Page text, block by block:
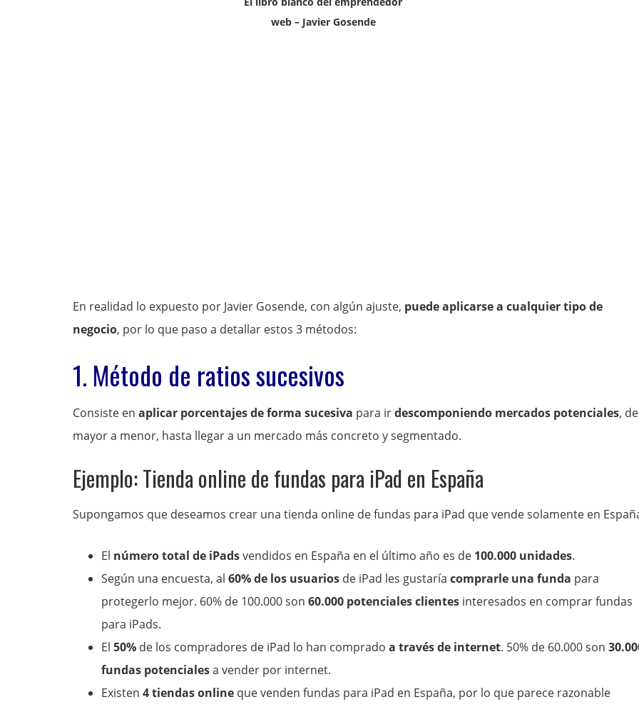
web – Javier Gosende
En realidad lo expuesto por Javier Gosende, con algún ajuste, puede aplicarse a cualquier tipo de
negocio, por lo que paso a detallar estos 3 métodos:
1. Método de ratios sucesivos
Consiste en aplicar porcentajes de forma sucesiva para irdescomponiendo mercados potenciales, de
mayor a menor, hasta llegar a un mercado más concreto y segmentado.
Ejemplo: Tienda online de fundas para iPad en España
Supongamos que deseamos crear una tienda online de fundas para iPad que vende solamente en
El número total de iPadsvendidos en España en el último año es de 100.000 unidades.
Según una encuesta, al 60% de los usuarios de iPad les gustaría comprarle una funda para
protegerlo mejor. 60% de 100.000 son 60.000 potenciales clientes interesados en comprar fundas
para iPads.
El 50% de los compradores de iPad lo han comprado a través de internet. 50% de 60.000 son
fundas potencialesa vender por internet.
Existen 4 tiendas online que venden fundas para iPad en España, por lo que parece razonable